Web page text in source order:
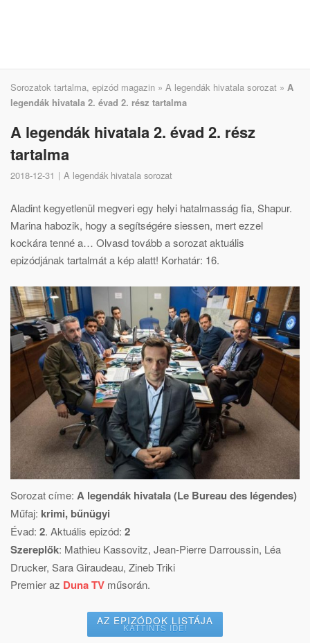
Sorozatok tartalma, epizód magazin » A legendák hivatala sorozat » A
legendák hivatala 2. évad 2. rész tartalma
A legendák hivatala 2. évad 2. rész
tartalma
2018-12-31 A legendák hivatala sorozat
Aladint kegyetlenül megveri egy helyi hatalmasság fia, Shapur.
Marina habozik, hogy a segítségére siessen, mert ezzel
kockára tenné a… Olvasd tovább a sorozat aktuális
epizódjának tartalmát a kép alatt! Korhatár: 16.
Sorozat címe: A legendák hivatala (Le Bureau des légendes)
Műfaj: krimi, bűnügyi
Évad: 2. Aktuális epizód: 2
Szereplők: Mathieu Kassovitz, Jean-Pierre Darroussin, Léa
Drucker, Sara Giraudeau, Zineb Triki
Premier az Duna TV műsorán.
AZ EPIZÓDOK LISTÁJA
KATTINTS IDE!